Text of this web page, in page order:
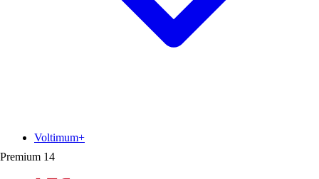
Premium 14
Voltimum+